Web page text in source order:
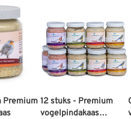
Premium 12 stuks - Premium
vogelpindakaas
De prijs is